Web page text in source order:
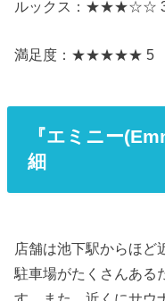
ルックス：★★★☆☆
満足度：★★★★★ 5
『エミニー
細
店舗は池下駅からほど
駐車場がたくさんある